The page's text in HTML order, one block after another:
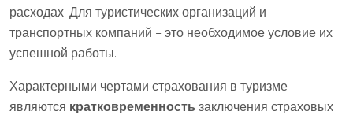
расходах. Для туристических организаций и
транспортных компаний – это необходимое условие их
успешной работы.
Характерными чертами страхования в туризме
являются кратковременность заключения страховых